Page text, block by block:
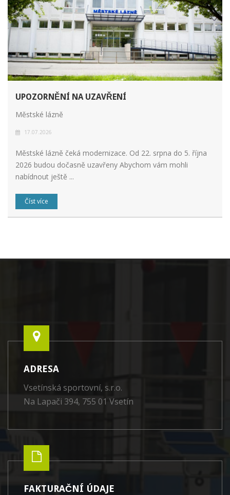
UPOZORNĚNÍ NA UZAVŘENÍ
Městské lázně
17.07.2026
Městské lázně čeká modernizace. Od 22. srpna do 5. října
2026 budou dočasně uzavřeny Abychom vám mohli
nabídnout ještě ...
Číst více
ADRESA
Vsetínská sportovní, s.r.o.
Na Lapači 394, 755 01 Vsetín
FAKTURAČNÍ ÚDAJE